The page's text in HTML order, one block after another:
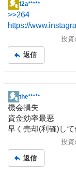
掲
示
板
f2a*****
>>264
https://
投資
返信
掲
示
板
記
the*****
機会損失
資金効率最悪
早く売却(利確)し
投資
返信